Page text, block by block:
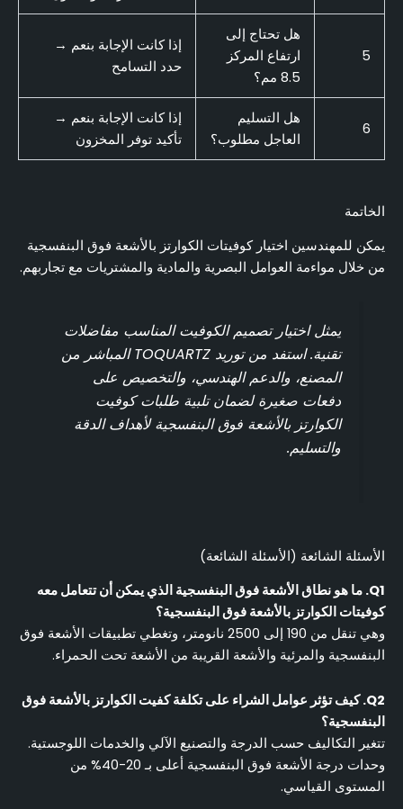
5
هل تحتاج إلى
ارتفاع المركز
8.5 مم؟
إذا كانت الإجابة بنعم →
حدد التسامح
6
هل التسليم
العاجل مطلوب؟
إذا كانت الإجابة بنعم →
تأكيد توفر المخزون
الخاتمة
يمكن للمهندسين اختيار كوفيتات الكوارتز بالأشعة فوق البنفسجية
من خلال مواءمة العوامل البصرية والمادية والمشتريات مع تجاربهم.
يمثل اختيار تصميم الكوفيت المناسب مفاضلات
تقنية. استفد من توريد TOQUARTZ المباشر من
المصنع، والدعم الهندسي، والتخصيص على
دفعات صغيرة لضمان تلبية طلبات كوفيت
الكوارتز بالأشعة فوق البنفسجية لأهداف الدقة
والتسليم.
الأسئلة الشائعة (الأسئلة الشائعة)
Q1. ما هو نطاق الأشعة فوق البنفسجية الذي يمكن أن تتعامل معه
كوفيتات الكوارتز بالأشعة فوق البنفسجية؟
وهي تنقل من 190 إلى 2500 نانومتر، وتغطي تطبيقات الأشعة فوق
البنفسجية والمرئية والأشعة القريبة من الأشعة تحت الحمراء.
Q2. كيف تؤثر عوامل الشراء على تكلفة كفيت الكوارتز بالأشعة فوق
البنفسجية؟
تتغير التكاليف حسب الدرجة والتصنيع الآلي والخدمات اللوجستية.
وحدات درجة الأشعة فوق البنفسجية أعلى بـ 20-40% من
المستوى القياسي.